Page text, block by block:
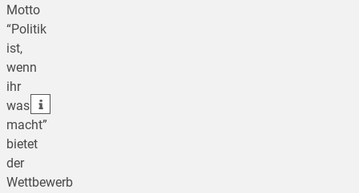
Motto
“Politik
ist,
wenn
ihr
was
macht”
bietet
der
Wettbewerb
teilen
teilen